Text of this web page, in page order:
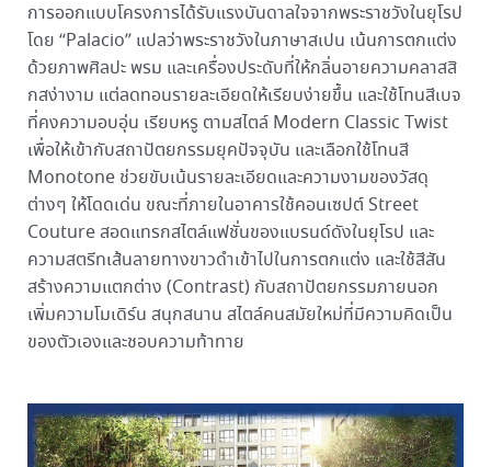
การออกแบบโครงการได้รับแรงบันดาลใจจากพระราชวังในยุโรป
โดย “Palacio” แปลว่าพระราชวังในภาษาสเปน เน้นการตกแต่ง
ด้วยภาพศิลปะ พรม และเครื่องประดับที่ให้กลิ่นอายความคลาสสิ
กสง่างาม แต่ลดทอนรายละเอียดให้เรียบง่ายขึ้น และใช้โทนสีเบจ
ที่คงความอบอุ่น เรียบหรู ตามสไตล์ Modern Classic Twist
เพื่อให้เข้ากับสถาปัตยกรรมยุคปัจจุบัน และเลือกใช้โทนสี
Monotone ช่วยขับเน้นรายละเอียดและความงามของวัสดุ
ต่างๆ ให้โดดเด่น ขณะที่ภายในอาคารใช้คอนเซปต์ Street
Couture สอดแทรกสไตล์แฟชั่นของแบรนด์ดังในยุโรป และ
ความสตรีทเส้นลายทางขาวดำเข้าไปในการตกแต่ง และใช้สีสัน
สร้างความแตกต่าง (Contrast) กับสถาปัตยกรรมภายนอก
เพิ่มความโมเดิร์น สนุกสนาน สไตล์คนสมัยใหม่ที่มีความคิดเป็น
ของตัวเองและชอบความท้าทาย